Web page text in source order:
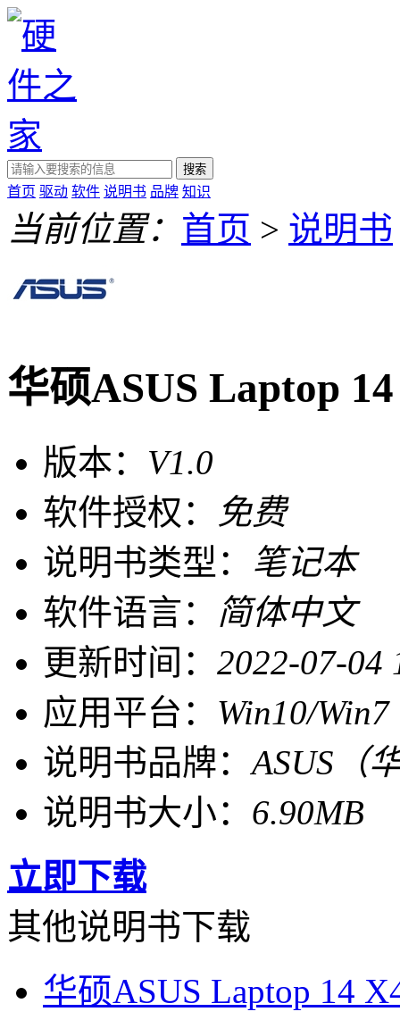
搜索
首页 驱动 软件 说明书 品牌 知识
当前位置： 首页 > 说明书
华硕ASUS Laptop
版本： V1.0
软件授权：
免费
说明书类型： 笔记本
软件语言： 简体中文
更新时间： 2022-07-04
应用平台： Win10/Win7
说明书品牌：ASUS（
说明书大小： 6.90MB
立即下载
其他说明书下载
华硕ASUS Laptop 14